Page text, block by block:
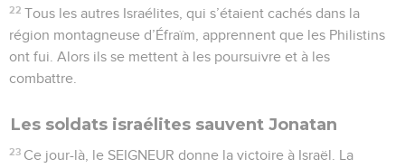
22 Tous les autres Israélites, qui s’étaient cachés dans la
région montagneuse d’Éfraïm, apprennent que les Philistins
ont fui. Alors ils se mettent à les poursuivre et à les
combattre.
Les soldats israélites sauvent Jonatan
23 Ce jour-là, le SEIGNEUR donne la victoire à Israël. La